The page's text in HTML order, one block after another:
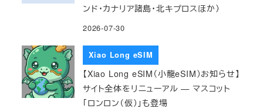
ンド・カナリア諸島・北キプロスほか）
2026-07-30
Xiao Long eSIM
【Xiao Long eSIM（小龍eSIM）お知らせ】
サイト全体をリニューアル — マスコット
「ロンロン（仮）」も登場